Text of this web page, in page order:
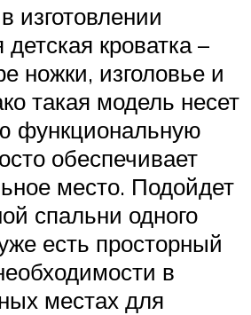
изготовлении
детская кроватка –
ножки, изголовье и
такая модель несет
функциональную
обеспечивает
место. Подойдет
спальни одного
есть просторный
в
местах для